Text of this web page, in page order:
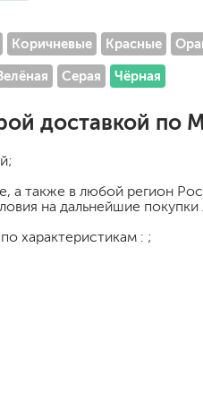
изделий
средства
Коричневые Красные
Серая Чёрная
доставкой по
а также в любой регион
на дальнейшие
характеристикам : ;